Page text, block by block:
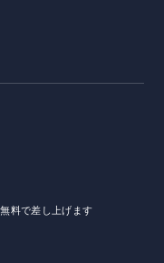
料で差し上げます